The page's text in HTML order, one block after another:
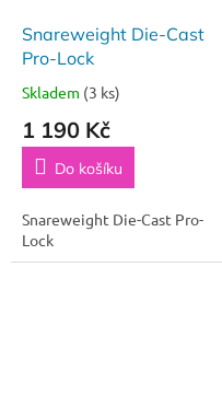
Snareweight Die-Cast
Pro-Lock
Skladem (3 ks)
1 190 Kč
Do košíku
Snareweight Die-Cast Pro-
Lock